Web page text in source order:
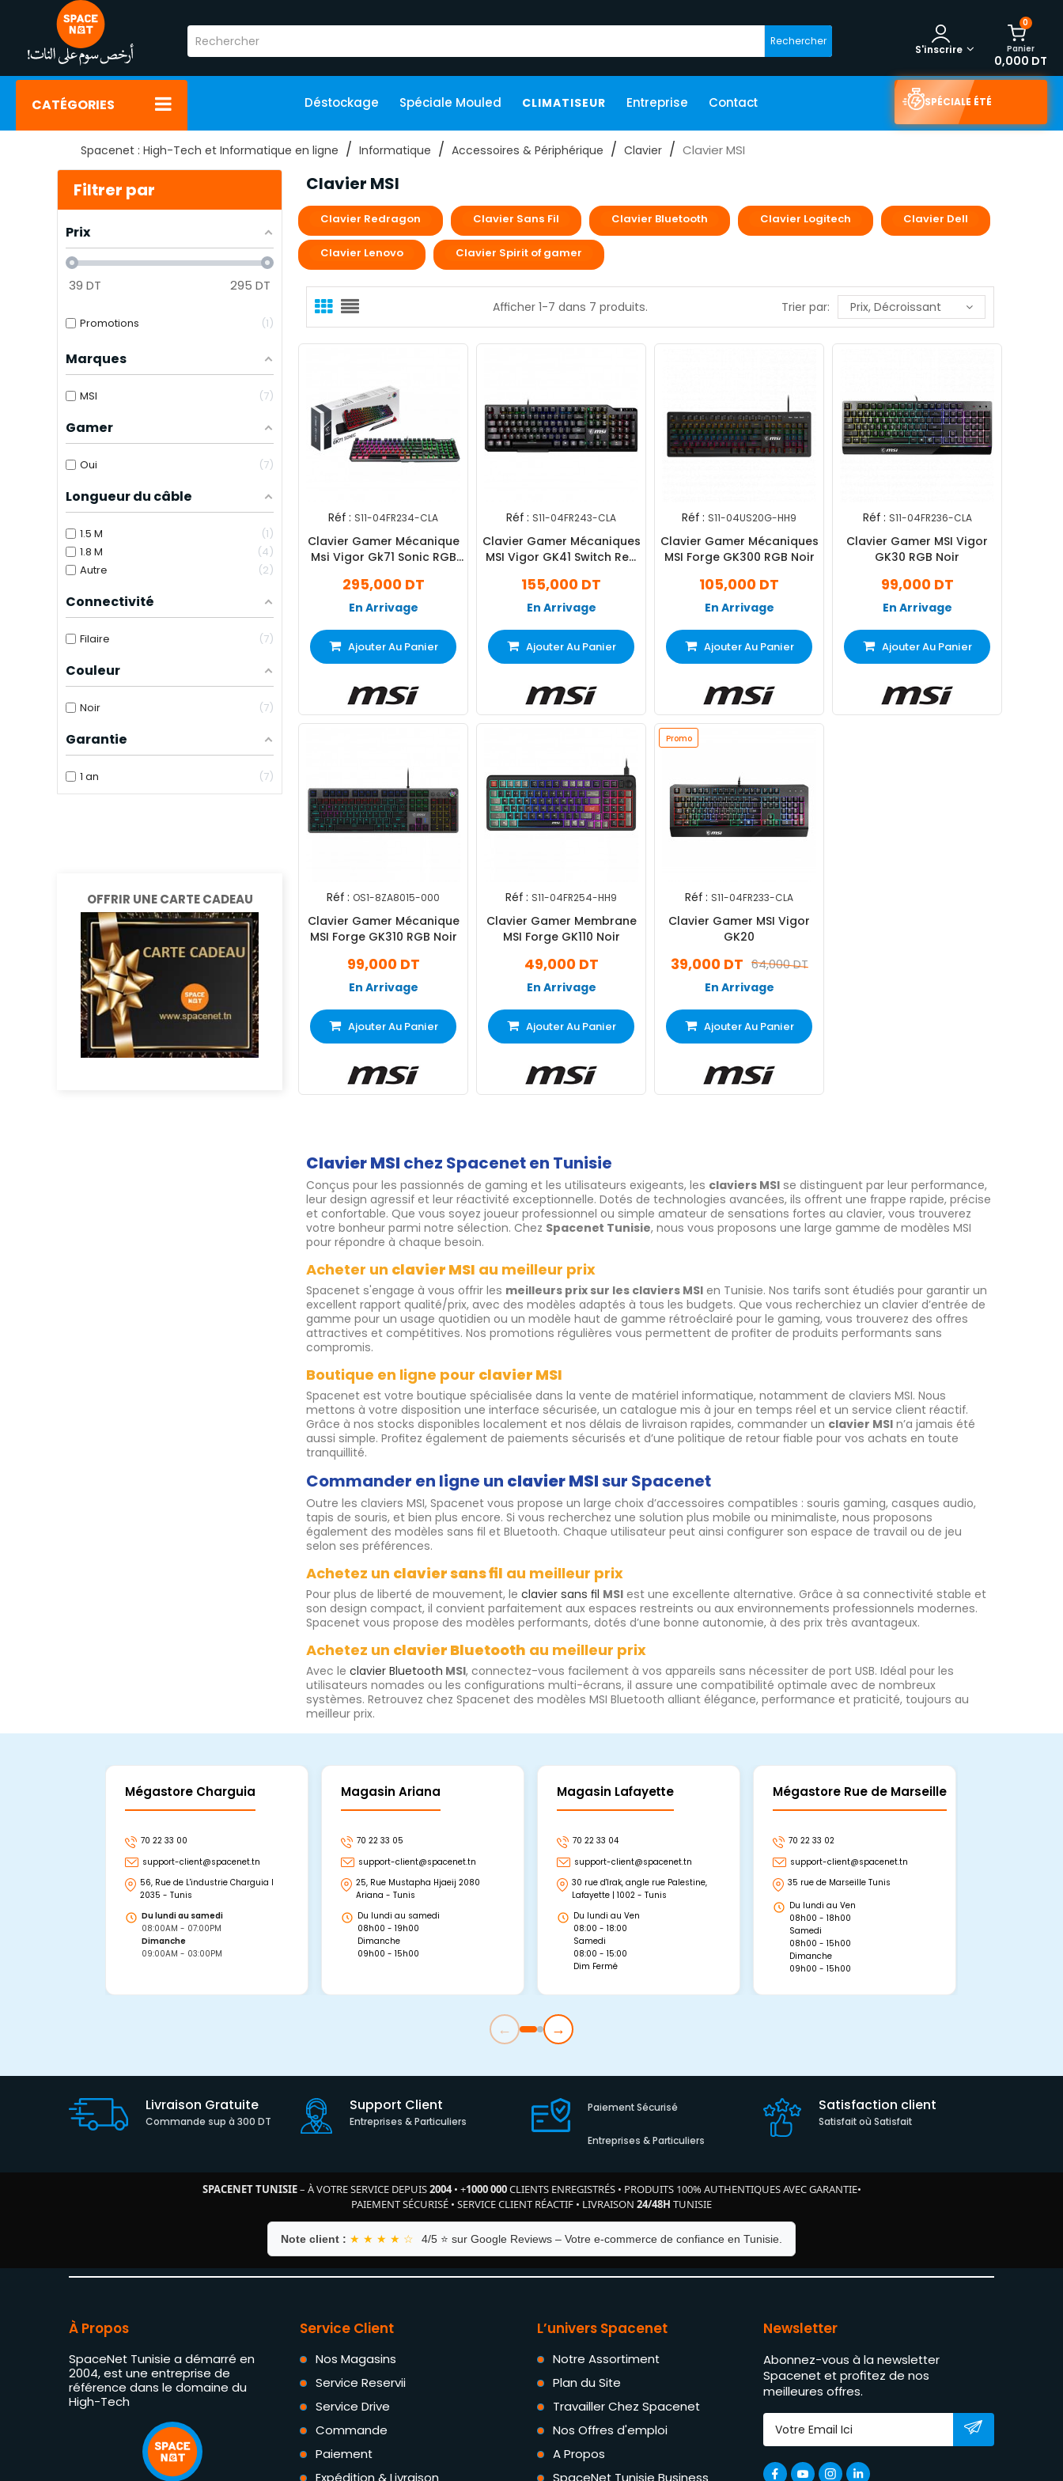
Rechercher
0
Panier
0,000 DT
S'inscrire
CATÉGORIES Déstockage Spéciale Mouled CLIMATISEUR Entreprise Contact SPÉCIALE ÉTÉ
Spacenet : High-Tech et Informatique en ligne Informatique Accessoires & Périphérique Clavier Clavier MSI
Filtrer par
Prix
39 DT 295 DT
Promotions 1
Marques
MSI 7
Gamer
Oui 7
Longueur du câble
1.5 M
1
1.8 M
4
Autre
2
Connectivité
Filaire 7
Couleur
Noir 7
Garantie
1 an 7
OFFRIR UNE CARTE CADEAU
Clavier MSI
Clavier Redragon Clavier Sans Fil Clavier Bluetooth Clavier Logitech Clavier Dell
Clavier Lenovo Clavier Spirit of gamer
Afficher 1-7 dans 7 produits. Trier par: Prix, Décroissant
Réf : S11-04FR234-CLA
Clavier Gamer Mécanique
Msi Vigor Gk71 Sonic RGB
295,000 DT
En Arrivage
Ajouter Au Panier
Réf : S11-04FR243-CLA
Clavier Gamer Mécaniques
MSI Vigor GK41 Switch Red
155,000 DT
En Arrivage
Ajouter Au Panier
Réf : S11-04US20G-HH9
Clavier Gamer Mécaniques
MSI Forge GK300 RGB Noir
105,000 DT
En Arrivage
Ajouter Au Panier
Réf : S11-04FR236-CLA
Clavier Gamer MSI Vigor
GK30 RGB Noir
99,000 DT
En Arrivage
Ajouter Au Panier
Réf : OS1-8ZA8015-000
Clavier Gamer Mécanique
MSI Forge GK310 RGB Noir
99,000 DT
En Arrivage
Ajouter Au Panier
Réf : S11-04FR254-HH9
Clavier Gamer Membrane
MSI Forge GK110 Noir
49,000 DT
En Arrivage
Ajouter Au Panier
Promo
Réf : S11-04FR233-CLA
Clavier Gamer MSI Vigor
GK20
64,000 DT
39,000 DT
En Arrivage
Ajouter Au Panier
Clavier MSI chez Spacenet en Tunisie
Conçus pour les passionnés de gaming et les utilisateurs exigeants, les claviers MSI se distinguent par leur performance,
leur design agressif et leur réactivité exceptionnelle. Dotés de technologies avancées, ils offrent une frappe rapide, précise
et confortable. Que vous soyez joueur professionnel ou simple amateur de sensations fortes au clavier, vous trouverez
votre bonheur parmi notre sélection. Chez Spacenet Tunisie, nous vous proposons une large gamme de modèles MSI
pour répondre à chaque besoin.
Acheter un clavier MSI au meilleur prix
Spacenet s'engage à vous offrir les meilleurs prix sur les claviers MSI en Tunisie. Nos tarifs sont étudiés pour garantir un
excellent rapport qualité/prix, avec des modèles adaptés à tous les budgets. Que vous recherchiez un clavier d’entrée de
gamme pour un usage quotidien ou un modèle haut de gamme rétroéclairé pour le gaming, vous trouverez des offres
attractives et compétitives. Nos promotions régulières vous permettent de profiter de produits performants sans
compromis.
Boutique en ligne pour clavier MSI
Spacenet est votre boutique spécialisée dans la vente de matériel informatique, notamment de claviers MSI. Nous
mettons à votre disposition une interface sécurisée, un catalogue mis à jour en temps réel et un service client réactif.
Grâce à nos stocks disponibles localement et nos délais de livraison rapides, commander un clavier MSI n’a jamais été
aussi simple. Profitez également de paiements sécurisés et d’une politique de retour fiable pour vos achats en toute
tranquillité.
Commander en ligne un clavier MSIsur Spacenet
Outre les claviers MSI, Spacenet vous propose un large choix d’accessoires compatibles : souris gaming, casques audio,
tapis de souris, et bien plus encore. Si vous recherchez une solution plus mobile ou minimaliste, nous proposons
également des modèles sans fil et Bluetooth. Chaque utilisateur peut ainsi configurer son espace de travail ou de jeu
selon ses préférences.
Achetez un clavier sans fil au meilleur prix
Pour plus de liberté de mouvement, le clavier sans fil MSI est une excellente alternative. Grâce à sa connectivité stable et
son design compact, il convient parfaitement aux espaces restreints ou aux environnements professionnels modernes.
Spacenet vous propose des modèles performants, dotés d’une bonne autonomie, à des prix très avantageux.
Achetez un clavier Bluetooth au meilleur prix
Avec le clavier Bluetooth MSI, connectez-vous facilement à vos appareils sans nécessiter de port USB. Idéal pour les
utilisateurs nomades ou les configurations multi-écrans, il assure une compatibilité optimale avec de nombreux
systèmes. Retrouvez chez Spacenet des modèles MSI Bluetooth alliant élégance, performance et praticité, toujours au
meilleur prix.
Mégastore Charguia
70 22 33 00
support-client@spacenet.tn
56, Rue de L'industrie Charguia I
2035 - Tunis
Du lundi au samedi
08:00AM - 07:00PM
Dimanche
09:00AM - 03:00PM
Magasin Ariana
70 22 33 05
support-client@spacenet.tn
25, Rue Mustapha Hjaeij 2080
Ariana - Tunis
Du lundi au samedi
08h00 - 19h00
Dimanche
09h00 - 15h00
Magasin Lafayette
70 22 33 04
support-client@spacenet.tn
30 rue d'Irak, angle rue Palestine,
Lafayette | 1002 - Tunis
Du lundi au Ven
08:00 - 18:00
Samedi
08:00 - 15:00
Dim Fermé
Mégastore Rue de Marseille
70 22 33 02
support-client@spacenet.tn
35 rue de Marseille Tunis
Du lundi au Ven
08h00 - 18h00
Samedi
08h00 - 15h00
Dimanche
09h00 - 15h00
← →
Livraison Gratuite
Commande sup à 300 DT
Support Client
Entreprises & Particuliers
Paiement Sécurisé
Entreprises & Particuliers
Satisfaction client
Satisfait où Satisfait
SPACENET TUNISIE– À VOTRE SERVICE DEPUIS2004• +1000 000CLIENTS ENREGISTRÉS• PRODUITS 100% AUTHENTIQUES AVEC GARANTIE•
PAIEMENT SÉCURISÉ • SERVICE CLIENT RÉACTIF • LIVRAISON 24/48H TUNISIE
Note client : ★ ★ ★ ★ ☆ 4/5 ⭐ sur Google Reviews – Votre e-commerce de confiance en Tunisie.
À Propos
SpaceNet Tunisie a démarré en
2004, est une entreprise de
référence dans le domaine du
High-Tech
Service Client
Nos Magasins
Service Reservii
Service Drive
Commande
Paiement
Expédition & Livraison
L’univers Spacenet
Notre Assortiment
Plan du Site
Travailler Chez Spacenet
Nos Offres d'emploi
A Propos
SpaceNet Tunisie Business
Newsletter
Abonnez-vous à la newsletter
Spacenet et profitez de nos
meilleures offres.